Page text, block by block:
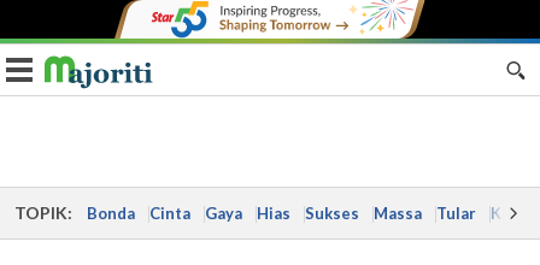
Toggle navigation
TOPIK: Bonda Cinta Gaya Hias Sukses Massa Tular Kes